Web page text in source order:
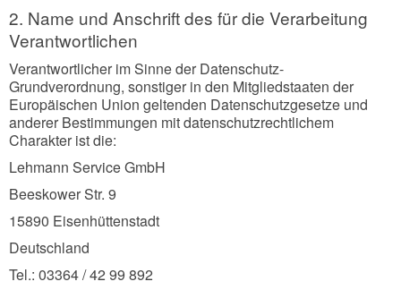
2. Name und Anschrift des für die Verarbeitung
Verantwortlichen
Verantwortlicher im Sinne der Datenschutz-
Grundverordnung, sonstiger in den Mitgliedstaaten der
Europäischen Union geltenden Datenschutzgesetze und
anderer Bestimmungen mit datenschutzrechtlichem
Charakter ist die:
Lehmann Service GmbH
Beeskower Str. 9
15890 Eisenhüttenstadt
Deutschland
Tel.: 03364 / 42 99 892